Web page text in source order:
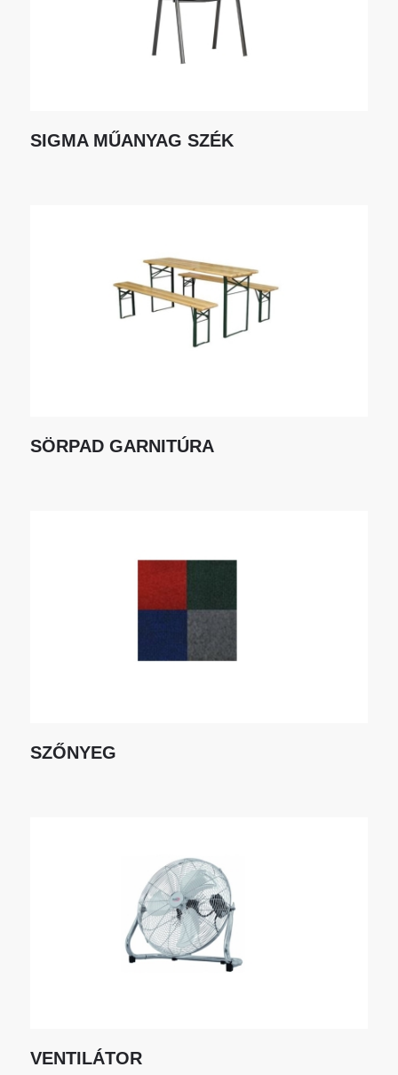
SIGMA MŰANYAG SZÉK
SÖRPAD GARNITÚRA
SZŐNYEG
VENTILÁTOR